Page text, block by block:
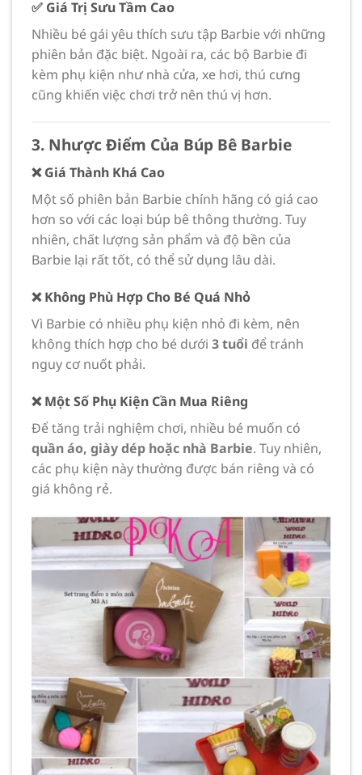
✅ Giá Trị Sưu Tầm Cao
Nhiều bé gái yêu thích sưu tập Barbie với những
phiên bản đặc biệt. Ngoài ra, các bộ Barbie đi
kèm phụ kiện như nhà cửa, xe hơi, thú cưng
cũng khiến việc chơi trở nên thú vị hơn.
3. Nhược Điểm Của Búp Bê Barbie
❌ Giá Thành Khá Cao
Một số phiên bản Barbie chính hãng có giá cao
hơn so với các loại búp bê thông thường. Tuy
nhiên, chất lượng sản phẩm và độ bền của
Barbie lại rất tốt, có thể sử dụng lâu dài.
❌ Không Phù Hợp Cho Bé Quá Nhỏ
Vì Barbie có nhiều phụ kiện nhỏ đi kèm, nên
không thích hợp cho bé dưới 3 tuổi để tránh
nguy cơ nuốt phải.
❌ Một Số Phụ Kiện Cần Mua Riêng
Để tăng trải nghiệm chơi, nhiều bé muốn có
quần áo, giày dép hoặc nhà Barbie. Tuy nhiên,
các phụ kiện này thường được bán riêng và có
giá không rẻ.